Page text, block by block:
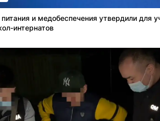
и медобеспечения утвердили для
интернатов